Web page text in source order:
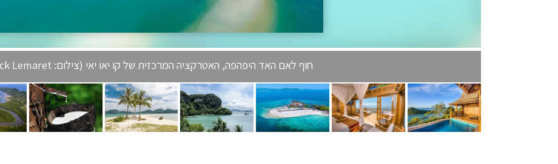
חוף לאם האד היפהפה, האטרקציה המרכזית של קו יאו יאי (צילום: Pierrick Lemaret)